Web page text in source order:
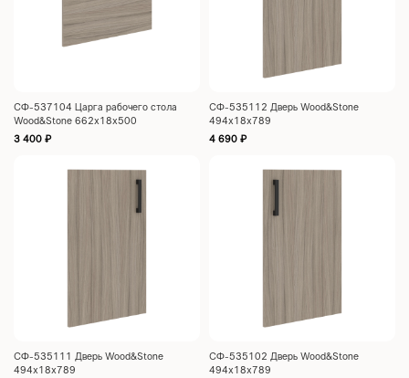
СФ-537104 Царга рабочего стола
Wood&Stone 662х18х500
3 400 ₽
СФ-535112 Дверь Wood&Stone
494х18х789
4 690 ₽
СФ-535111 Дверь Wood&Stone
494х18х789
СФ-535102 Дверь Wood&Stone
494х18х789